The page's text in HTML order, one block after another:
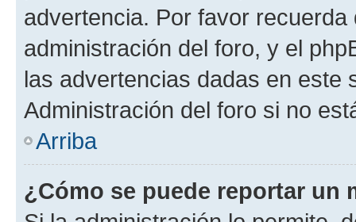
advertencia. Por favor
administración del foro, y el
las advertencias dadas en este
Administración del foro si no
Arriba
¿Cómo se puede reportar un